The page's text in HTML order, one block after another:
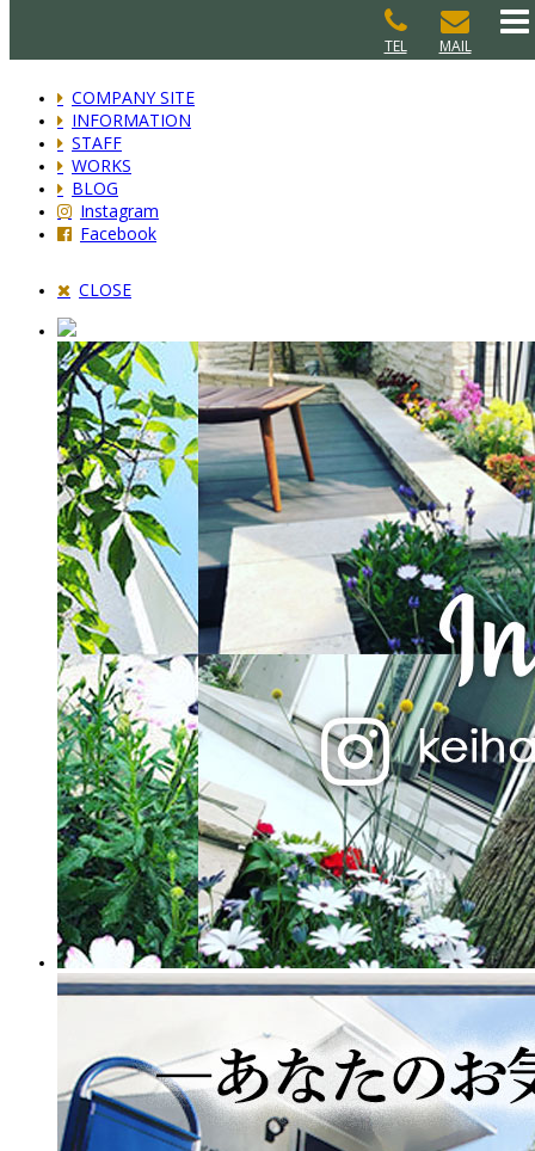
MAIL
TEL
COMPANY SITE
INFORMATION
STAFF
WORKS
BLOG
Instagram
Facebook
CLOSE